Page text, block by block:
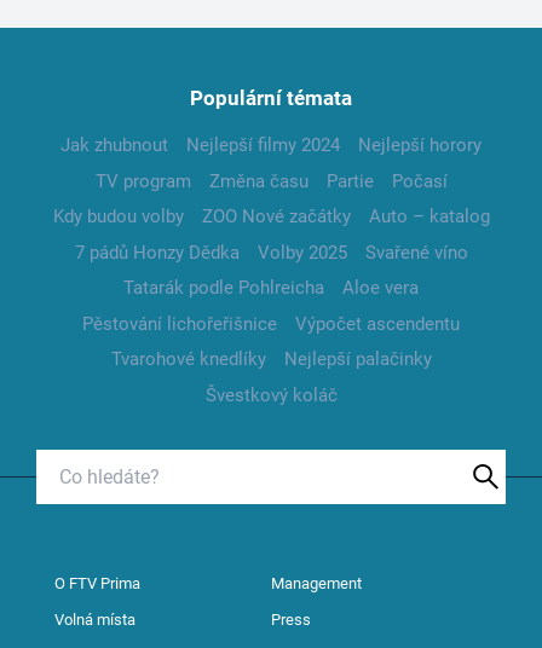
Populární témata
Jak zhubnout Nejlepší filmy 2024
Nejlepší horory
TV program
Změna času Partie
Počasí
Kdy budou volby
ZOO Nové začátky
Auto – katalog
7 pádů Honzy Dědka
Volby 2025
Svařené víno
Tatarák podle Pohlreicha
Aloe vera
Pěstování lichořeřišnice
Výpočet ascendentu
Tvarohové knedlíky
Nejlepší palačinky
Švestkový koláč
O FTV Prima Management
Volná místa Press